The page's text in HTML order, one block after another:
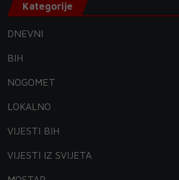
Kategorije
DNEVNI
BIH
NOGOMET
LOKALNO
VIJESTI BIH
VIJESTI IZ SVIJETA